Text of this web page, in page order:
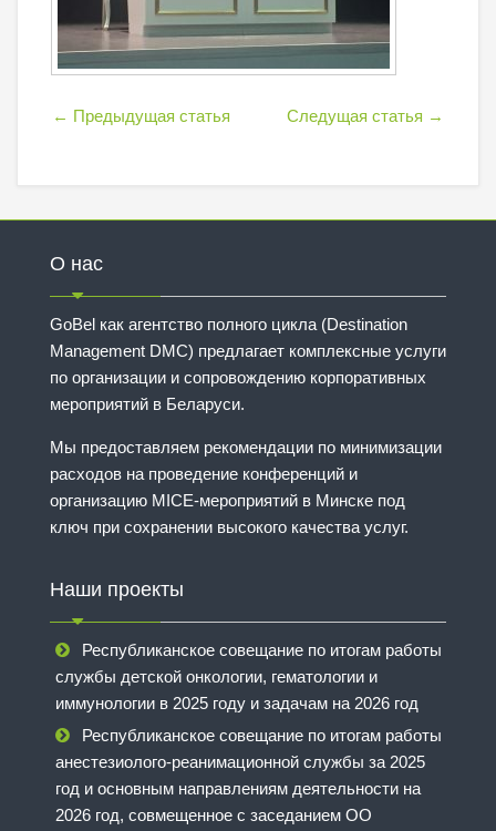
← Предыдущая статья Следущая статья →
О нас
GoBel как агентство полного цикла (Destination
Management DMC) предлагает комплексные услуги
по организации и сопровождению корпоративных
мероприятий в Беларуси.
Мы предоставляем рекомендации по минимизации
расходов на проведение конференций и
организацию MICE-мероприятий в Минске под
ключ при сохранении высокого качества услуг.
Наши проекты
Республиканское совещание по итогам работы
службы детской онкологии, гематологии и
иммунологии в 2025 году и задачам на 2026 год
Республиканское совещание по итогам работы
анестезиолого-реанимационной службы за 2025
год и основным направлениям деятельности на
2026 год, совмещенное с заседанием ОО